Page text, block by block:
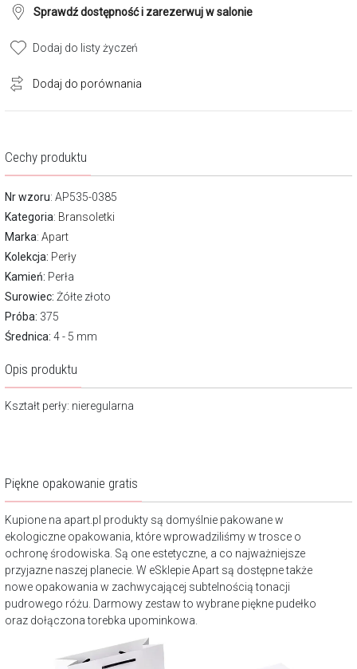
Sprawdź dostępność i zarezerwuj w salonie
Dodaj do listy życzeń
Dodaj do porównania
Cechy produktu
Nr wzoru: AP535-0385
Kategoria: Bransoletki
Marka: Apart
Kolekcja: Perły
Kamień: Perła
Surowiec: Żółte złoto
Próba: 375
Średnica: 4 - 5 mm
Opis produktu
Kształt perły: nieregularna
Piękne opakowanie gratis
Kupione na apart.pl produkty są domyślnie pakowane w
ekologiczne opakowania, które wprowadziliśmy w trosce o
ochronę środowiska. Są one estetyczne, a co najważniejsze
przyjazne naszej planecie. W eSklepie Apart są dostępne także
nowe opakowania w zachwycającej subtelnością tonacji
pudrowego różu. Darmowy zestaw to wybrane piękne pudełko
oraz dołączona torebka upominkowa.